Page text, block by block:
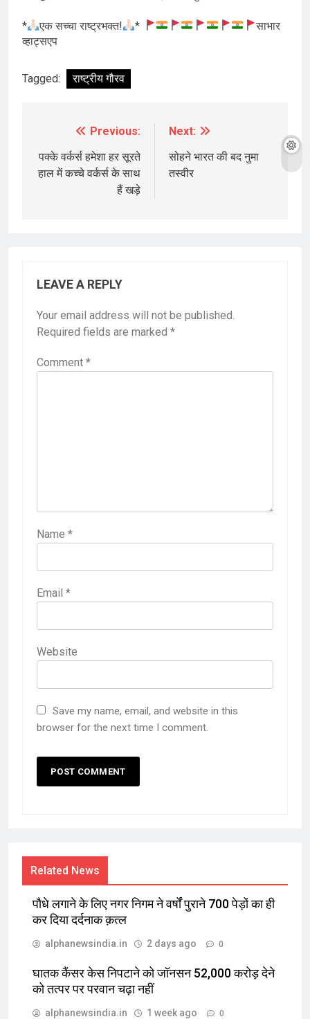
* एक सच्चा राष्ट्रभक्त! *
साभार
व्हाट्सएप
Tagged: राष्ट्रीय गौरव
navigation
Previous:
पक्के वर्कर्स हमेशा हर सूरते
हाल में कच्चे वर्कर्स के साथ
हैं खड़े
Next:
सोहने भारत की बद नुमा
तस्वीर
LEAVE A REPLY
Your email address will not be published.
Required fields are marked *
Comment *
Name *
Email *
Website
Save my name, email, and website in this
browser for the next time I comment.
Related News
पौधे लगाने के लिए नगर निगम ने वर्षों पुराने 700 पेड़ों का ही
कर दिया दर्दनाक क़त्ल
alphanewsindia.in 2 days ago 0
घातक कैंसर केस निपटाने को जॉनसन 52,000 करोड़ देने
को तत्पर पर परवान चढ़ा नहीं
alphanewsindia.in 1 week ago 0